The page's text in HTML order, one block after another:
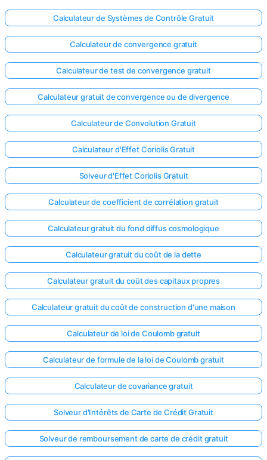
Calculateur de Systèmes de Contrôle Gratuit
Calculateur de convergence gratuit
Calculateur de test de convergence gratuit
Calculateur gratuit de convergence ou de divergence
Calculateur de Convolution Gratuit
Calculateur d'Effet Coriolis Gratuit
Solveur d'Effet Coriolis Gratuit
Calculateur de coefficient de corrélation gratuit
Calculateur gratuit du fond diffus cosmologique
Calculateur gratuit du coût de la dette
Calculateur gratuit du coût des capitaux propres
Calculateur gratuit du coût de construction d'une maison
Calculateur de loi de Coulomb gratuit
Calculateur de formule de la loi de Coulomb gratuit
Calculateur de covariance gratuit
Solveur d'Intérêts de Carte de Crédit Gratuit
Solveur de remboursement de carte de crédit gratuit